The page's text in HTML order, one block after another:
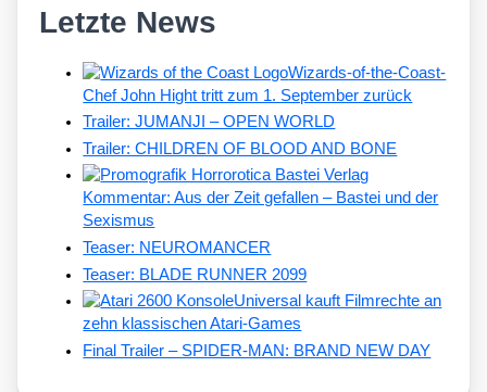
Letzte News
Wizards-of-the-Coast-
Chef John Hight tritt zum 1. September zurück
Trailer: JUMANJI – OPEN WORLD
Trailer: CHILDREN OF BLOOD AND BONE
Kommentar: Aus der Zeit gefallen – Bastei und der
Sexismus
Teaser: NEUROMANCER
Teaser: BLADE RUNNER 2099
Universal kauft Filmrechte an
zehn klassischen Atari-Games
Final Trailer – SPIDER-MAN: BRAND NEW DAY